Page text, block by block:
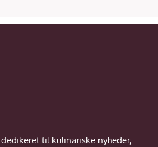
til kulinariske nyheder,